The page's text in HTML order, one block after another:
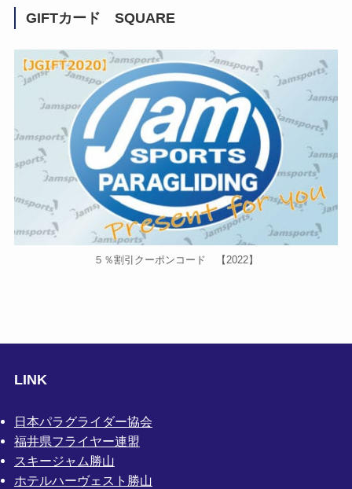
GIFTカード SQUARE
５％割引クーポンコード 【2022】
LINK
日本パラグライダー協会
福井県フライヤー連盟
スキージャム勝山
ホテルハーヴェスト勝山